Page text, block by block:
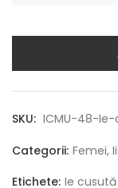
SKU: ICMU-48-
Categorii: Femei,
Etichete: Ie